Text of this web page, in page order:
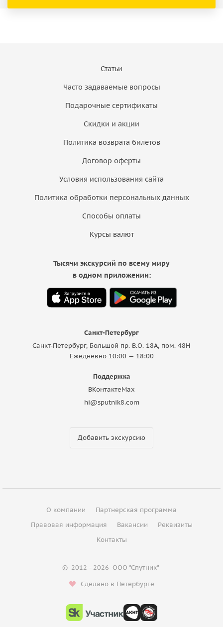
Статьи
Часто задаваемые вопросы
Подарочные сертификаты
Скидки и акции
Политика возврата билетов
Договор оферты
Условия использования сайта
Политика обработки персональных данных
Способы оплаты
Курсы валют
Санкт-Петербург
Санкт-Петербург, Большой пр. В.О. 18A, пом. 48Н
Ежедневно 10:00 — 18:00
Поддержка
ВКонтактеMax
hi@sputnik8.com
Добавить экскурсию
Тысячи экскурсий по всему миру
в одном приложении:
О компании
Партнерская программа
Правовая информация
Вакансии
Реквизиты
Контакты
© 2012 - 2026 ООО "Спутник"
Сделано в Петербурге